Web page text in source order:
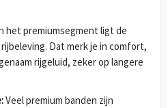
het premiumsegment ligt de
Dat merk je in comfort,
rijgeluid, zeker op langere
Veel premium banden zijn